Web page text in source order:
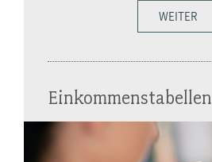
WEITER
Einkommenstabellen